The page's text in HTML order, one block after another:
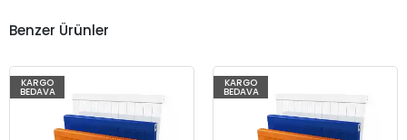
Benzer Ürünler
KARGO
BEDAVA
KARGO
BEDAVA